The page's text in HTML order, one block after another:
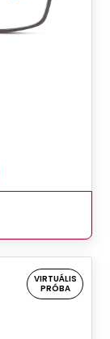
VIRTUÁLIS
PRÓBA